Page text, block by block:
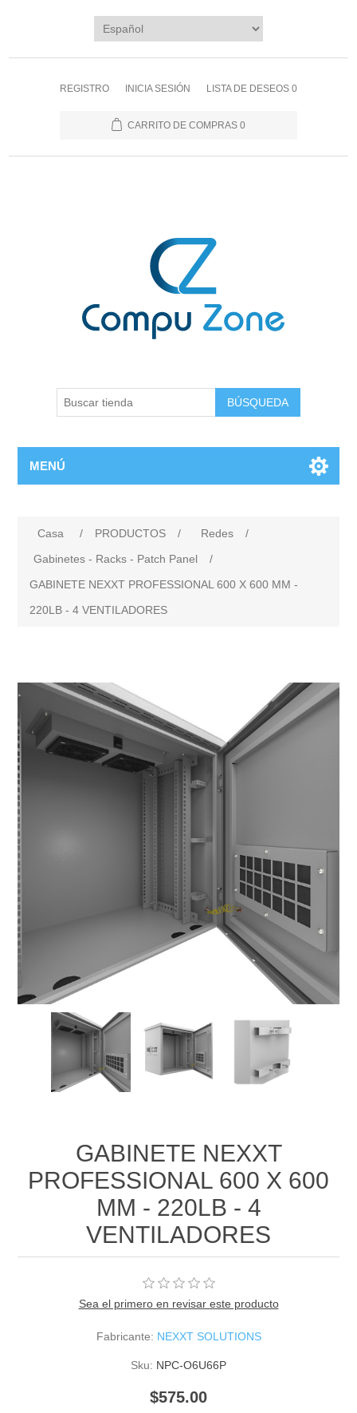
REGISTRO INICIA SESIÓN LISTA DE DESEOS 0
CARRITO DE COMPRAS 0
BÚSQUEDA
MENÚ
Casa / PRODUCTOS / Redes
/
Gabinetes - Racks - Patch Panel
/
GABINETE NEXXT PROFESSIONAL 600 X 600 MM -
220LB - 4 VENTILADORES
GABINETE NEXXT
PROFESSIONAL 600 X 600
MM - 220LB - 4
VENTILADORES
Sea el primero en revisar este producto
Fabricante: NEXXT SOLUTIONS
Sku: NPC-O6U66P
$575.00